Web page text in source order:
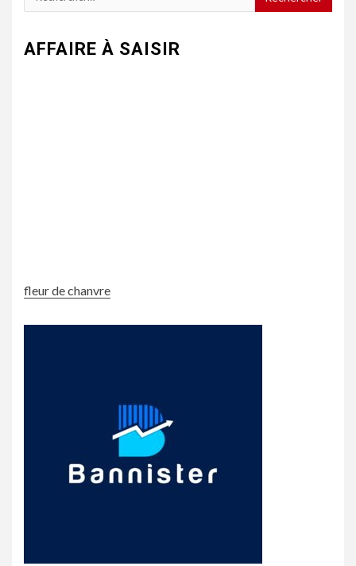
AFFAIRE À SAISIR
fleur de chanvre